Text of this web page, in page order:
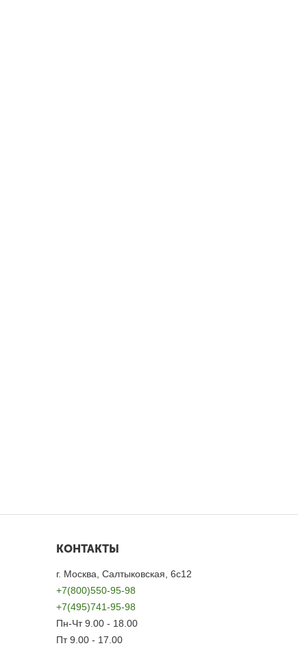
КОНТАКТЫ
г. Москва, Салтыковская, 6с12
+7(800)550-95-98
+7(495)741-95-98
Пн-Чт 9.00 - 18.00
Пт 9.00 - 17.00